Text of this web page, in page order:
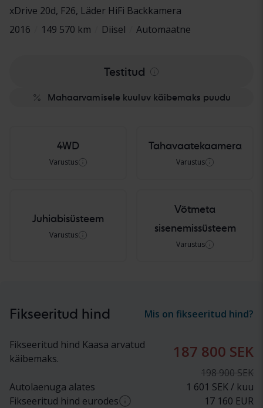
xDrive 20d, F26, Läder HiFi Backkamera
2016
149 570 km Diisel Automaatne
Testitud
Mahaarvamisele kuuluv käibemaks puudu
4WD
Varustus
Tahavaatekaamera
Varustus
Juhiabisüsteem
Varustus
Võtmeta
sisenemissüsteem
Varustus
Fikseeritud hind Mis on fikseeritud hind?
Fikseeritud hind Kaasa arvatud
käibemaks.
187 800 SEK
198 900 SEK
Autolaenuga alates
1 601 SEK / kuu
Fikseeritud hind eurodes
17 160 EUR